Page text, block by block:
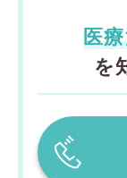
医
を